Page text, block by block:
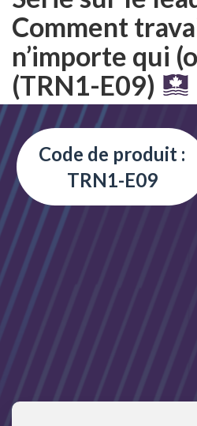
Comment
n’importe qui
(TRN1-E09)
Code de produit :
TRN1-E09